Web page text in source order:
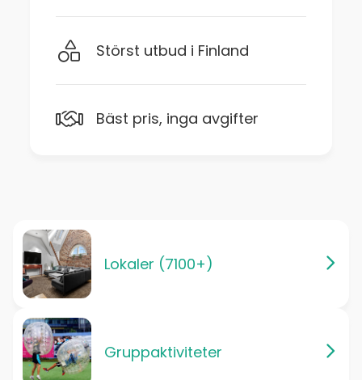
Störst utbud i Finland
Bäst pris, inga avgifter
Lokaler (7100+)
Gruppaktiviteter